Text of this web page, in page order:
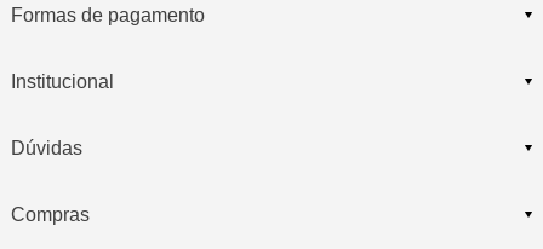
Formas de pagamento
Institucional
Dúvidas
Compras